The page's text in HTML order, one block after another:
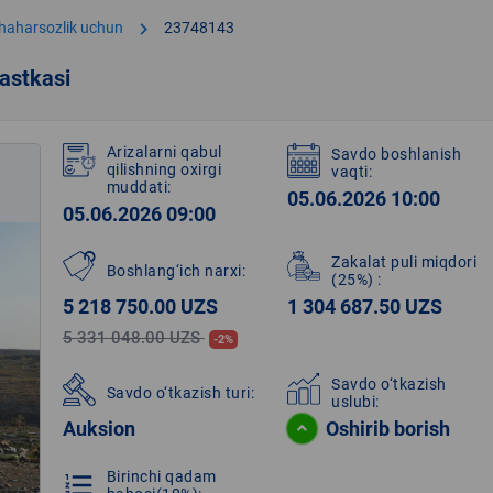
uchun chevron_right 23748143
Arizalarni qabul
qilishning oxirgi
muddati:
05.06.2026 09:00
Savdo boshlanish
vaqti:
05.06.2026 10:00
Boshlang‘ich narxi:
5 218 750.00 UZS
5 331 048.00 UZS -2%
Zakalat puli miqdori
(25%) :
1 304 687.50 UZS
Savdo o‘tkazish turi:
Auksion
Savdo o‘tkazish
uslubi:
Oshirib borish
format_list_numbered
Birinchi qadam